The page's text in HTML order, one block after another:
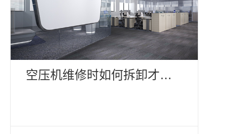
空压机维修时如何拆卸才正